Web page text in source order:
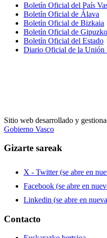
Boletín Oficial del País
Boletín Oficial de Álava
Boletín Oficial de Bizkaia
Boletín Oficial de
Boletín Oficial del Estado
Diario Oficial de la Unión
Sitio web desarrollado y
Gobierno Vasco
Gizarte sareak
X - Twitter (se abre en
Facebook (se abre en
Linkedin (se abre en
Contacto